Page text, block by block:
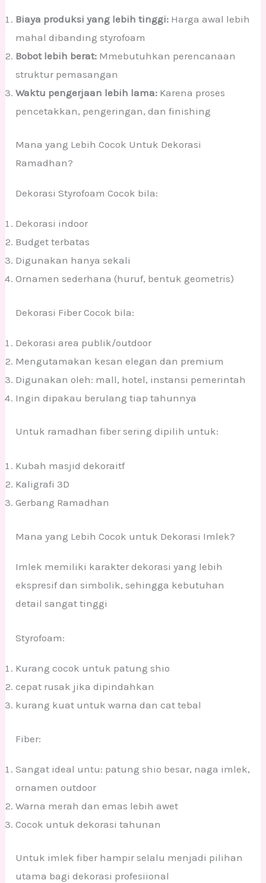
Biaya produksi yang lebih tinggi: Harga awal lebih
mahal dibanding styrofoam
Bobot lebih berat: Mmebutuhkan perencanaan
struktur pemasangan
Waktu pengerjaan lebih lama: Karena proses
pencetakkan, pengeringan, dan finishing
Mana yang Lebih Cocok Untuk Dekorasi
Ramadhan?
Dekorasi Styrofoam Cocok bila:
Dekorasi indoor
Budget terbatas
Digunakan hanya sekali
Ornamen sederhana (huruf, bentuk geometris)
Dekorasi Fiber Cocok bila:
Dekorasi area publik/outdoor
Mengutamakan kesan elegan dan premium
Digunakan oleh: mall, hotel, instansi pemerintah
Ingin dipakau berulang tiap tahunnya
Untuk ramadhan fiber sering dipilih untuk:
Kubah masjid dekoraitf
Kaligrafi 3D
Gerbang Ramadhan
Mana yang Lebih Cocok untuk Dekorasi Imlek?
Imlek memiliki karakter dekorasi yang lebih
ekspresif dan simbolik, sehingga kebutuhan
detail sangat tinggi
Styrofoam:
Kurang cocok untuk patung shio
cepat rusak jika dipindahkan
kurang kuat untuk warna dan cat tebal
Fiber:
Sangat ideal untu: patung shio besar, naga imlek,
ornamen outdoor
Warna merah dan emas lebih awet
Cocok untuk dekorasi tahunan
Untuk imlek fiber hampir selalu menjadi pilihan
utama bagi dekorasi profesiional